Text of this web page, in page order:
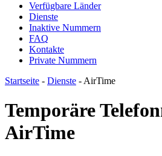
Verfügbare Länder
Dienste
Inaktive Nummern
FAQ
Kontakte
Private Nummern
Startseite - Dienste - AirTime
Temporäre
AirTime